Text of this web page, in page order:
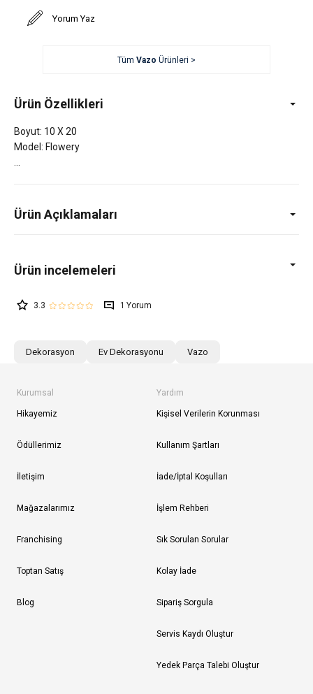
Yorum Yaz
Tüm Vazo Ürünleri >
Ürün Özellikleri
Boyut: 10 X 20
Model: Flowery
Ürün Açıklamaları
3.3 1
Dekorasyon Ev Dekorasyonu Vazo
Kurumsal
Hikayemiz
Ödüllerimiz
İletişim
Mağazalarımız
Franchising
Toptan Satış
Blog
Yardım
Kişisel Verilerin Korunması
Kullanım Şartları
İade/İptal Koşulları
İşlem Rehberi
Sık Sorulan Sorular
Kolay İade
Sipariş Sorgula
Servis Kaydı Oluştur
Yedek Parça Talebi Oluştur